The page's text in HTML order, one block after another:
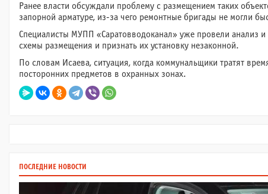
Ранее власти обсуждали проблему с размещением таких
запорной арматуре, из-за чего ремонтные бригады не могли
Специалисты МУПП «Саратовводоканал» уже провели анализ
схемы размещения и признать их установку незаконной.
По словам Исаева, ситуация, когда коммунальщики тратят
посторонних предметов в охранных зонах.
ПОСЛЕДНИЕ НОВОСТИ